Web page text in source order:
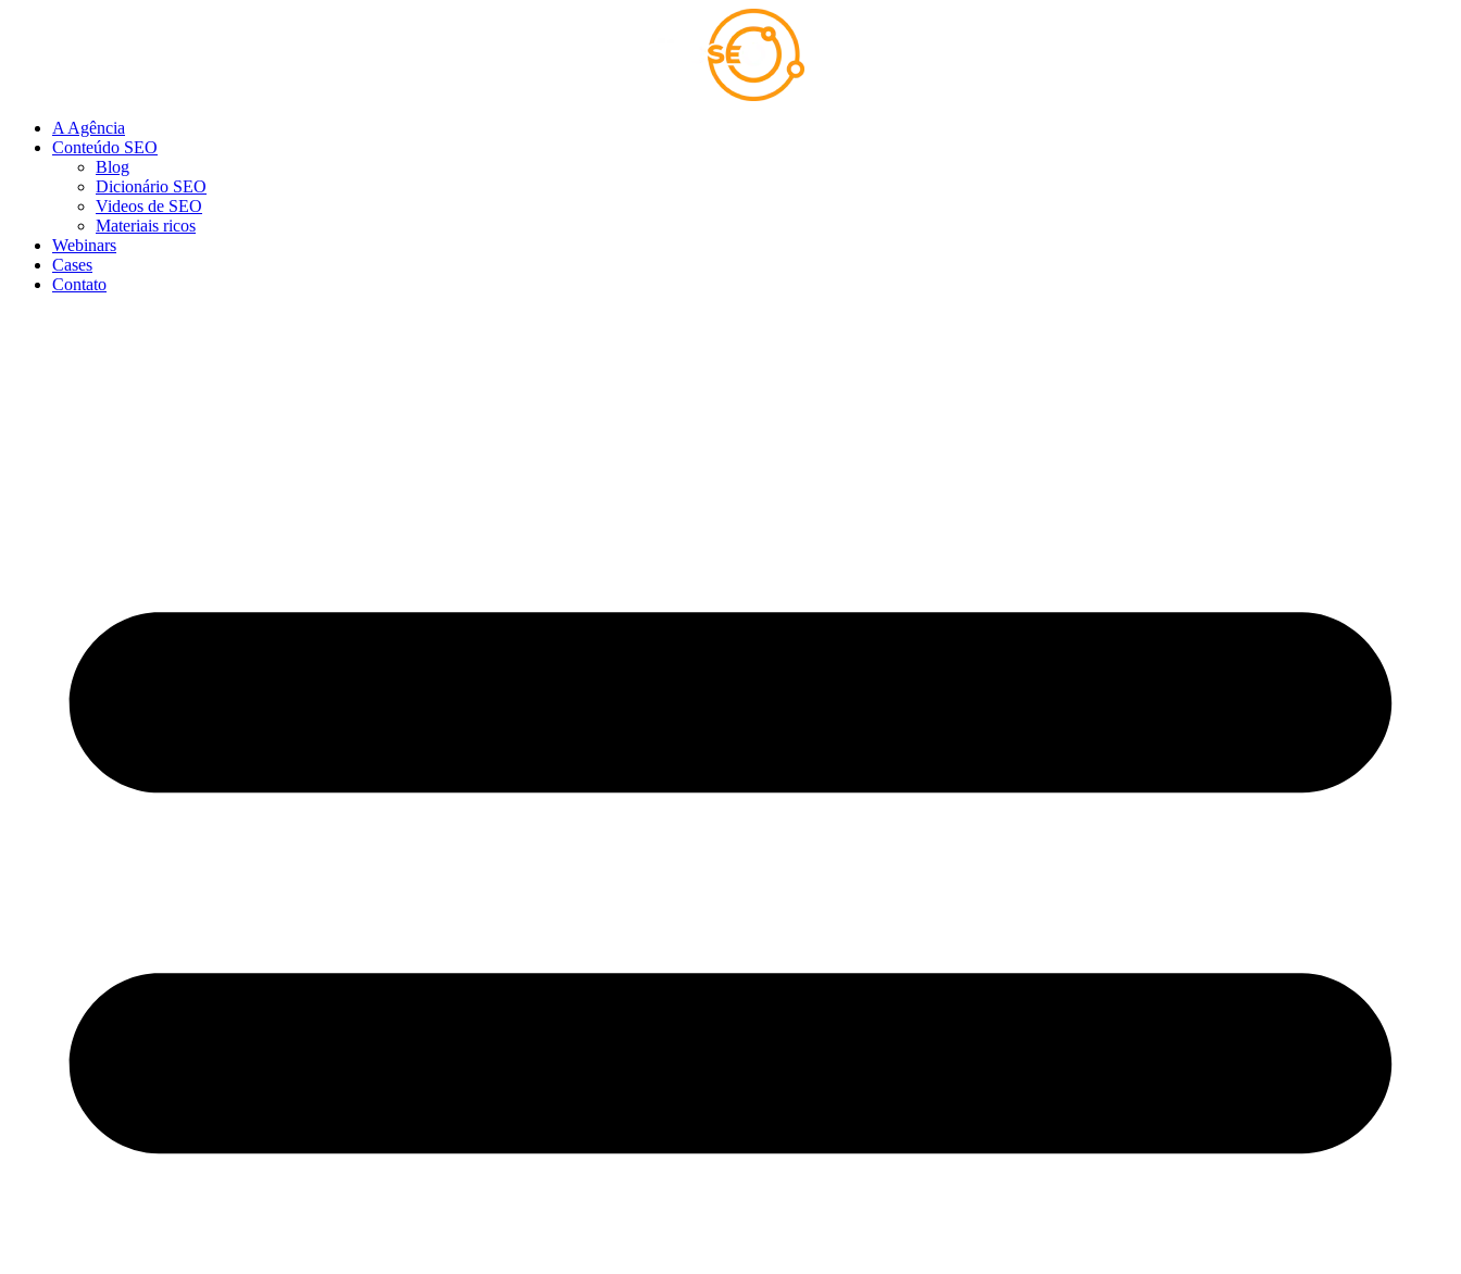
A Agência
Conteúdo SEO
Blog
Dicionário SEO
Videos de SEO
Materiais ricos
Webinars
Cases
Contato